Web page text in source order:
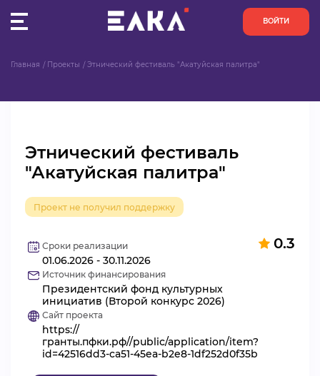
ВОЙТИ
ОРГАНИЗАЦИИ
АНАЛИТИКА
БАЗА ЗНАНИЙ
ВИДЕОКУРСЫ
Главная Проекты Этнический фестиваль "Акатуйская палитра"
Этнический фестиваль
"Акатуйская палитра"
Проект не получил поддержку
0.3
Сроки реализации
01.06.2026 - 30.11.2026
Источник финансирования
Президентский фонд культурных
инициатив (Второй конкурс 2026)
Сайт проекта
https://
гранты.пфки.рф//public/application/item?
id=42516dd3-ca51-45ea-b2e8-1df252d0f35b